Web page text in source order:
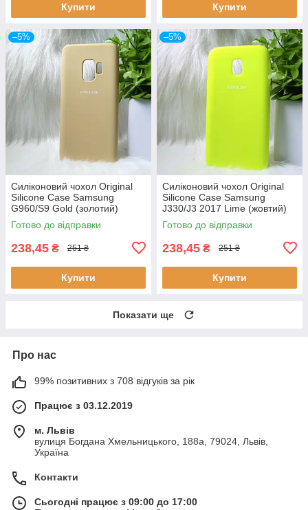
Купити Купити
–5%
Силіконовий чохол Original
Silicone Case Samsung
G960/S9 Gold (золотий)
Готово до відправки
238,45 ₴ 251 ₴
Купити
–5%
Силіконовий чохол Original
Silicone Case Samsung
J330/J3 2017 Lime (жовтий)
Готово до відправки
238,45 ₴ 251 ₴
Купити
Показати ще
Про нас
99% позитивних з 708 відгуків за рік
Працює з 03.12.2019
м. Львів
вулиця Богдана Хмельницького, 188а, 79024, Львів,
Україна
Контакти
Сьогодні працює з 09:00 до 17:00